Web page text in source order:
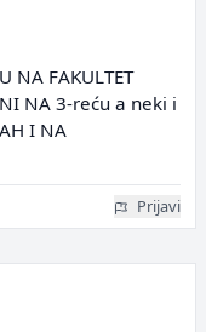
NA FAKULTET
NA 3-reću a neki i
I NA
Prijavi